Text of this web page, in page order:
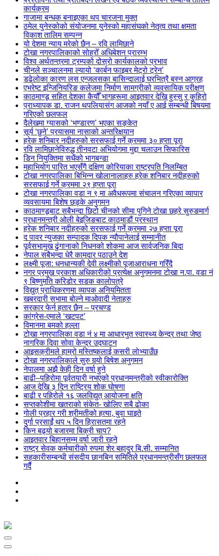
कार्यक्रम
गाजामा बन्धक बनाइएका थप चारजना मुक्त
ठमेल युनेस्कोको संयोजनमा युनेस्को महासंघको नेतृत्व तथा क्षमता
विकाश तालिम सम्पन्न
यो देशमा न्याय मरेको छैन – रवि लामिछाने
टोखा नगरपालिकाको सोह्रोँ अधिबेशन प्रारम्भ
विश्व अर्थतन्त्रमा ट्रम्पको दोस्रो कार्यकालको प्रभाव
चीनले सञ्चालनमा ल्यायो ‘कार्बन फाइबर मेट्रो ट्रेन’
डढेलोका कारण लस एन्जलसका बासिन्दालाई घरभित्रै बस्न आग्रह
एभरेष्ट इन्जिनियरिङ कलेजमा निर्माण सामग्रीको व्यवसायिक परीक्षण
काठमाण्डू सहित देशका कैयौँ भागहरूमा आइतवार देखि हुस्सु र कुहिरो
प्राध्यापक डा. राजन थपलियासंग आजको नयाँ ए आई सम्बन्धी बिषयमा
गरिएको छलफल
दैलेखमा ग्यासको ‘भण्डारण’ भएका सङ्केत
सूर्य ‘छुने’ प्रयासमा नासाको अन्तरिक्षयान
हरेक शनिबार नदीहरुको सरसफाई गर्ने क्रममा ३० हप्ता पूरा
रवि लामिछानेविरुद्ध तीनवटा अभियोगमा मुद्दा चलाउन सिफारिस
डिन नियुक्तिमा सधैंको भागबन्डा
महाभियोग पारित भएसँगै दक्षिण कोरियाका राष्ट्रपति निलम्बित
टोखा नगरपालिका बिभिन्न खोलानालाहरु हरेक शनिबार नदीहरुको
सरसफाई गर्ने क्रममा २९ हप्ता पूरा
टोखा नगरपालिका वडा न ९ मा अवैधरूपमा संचालन गरिएका व्यापार
व्यवसायमा बिशेष छड्के अनुगमन
काठमाण्डूबाट सबैभन्दा छिटो चीनको सीमा पुगिने टोखा छहरे सुरुङमार्ग
प्रधानमन्त्री ओली बेइजिङबाट काठमाडौं प्रस्थान
हरेक शनिबार नदीहरुको सरसफाई गर्ने क्रममा २७ हप्ता पूरा
द पावर न्युजका सम्पादक दिपक न्यौपानेलाई सम्मानीत
पूर्वसभामुख ढुंगानाको निधनको शोकमा आज सार्वजनिक बिदा
नेपाल सबैभन्दा धेरै कामदार पठाउने देश
लक्ष्मी पूजा: धनधान्यकी देवी लक्ष्मीको पूजाआराधना गरिँदै
नगर प्रमुख प्रकाश अधिकारीको प्रत्येक्ष अनुगमनमा टोखा न.पा. वडा नं
९ बिष्णुमति करिडोर सडक कालोपत्रे
विद्युत् प्राधिकरणमा व्यापक अनियमितता
खबरदारी सभामा बोल्ने माओवादी नेताहरु
सरकार फेर्न हतार छैन – प्रचण्ड
कांग्रेस-एमाले ‘खटपट’
विमानमा बमको हल्ला
टोखा नगरपालिका वडा नं ४ मा आधारभुत स्वास्थ्य केन्द्र तथा जेष्ठ
नागरिक दिवा सोवा केन्द्र उद्घाटन
आइसक्रीमले हाम्रो मस्तिष्कलाई कसरी लोभ्याउँछ
टोखा नगरपालिकाले सुरु गर्‍यो बिषेश अनुगमन
नेपालमा अझै केही दिन वर्षा हुने
बाढी–पहिरोमा पूर्वतयारी नभएको प्रधानमन्त्रीको स्वीकारोक्ति
आज देखि ३ दिन राष्ट्रिय शोक घोषणा
बाढी र पहिरोले १६ जलविद्युत् आयोजना क्षति
सप्तकोशीमा खतराको संकेत- खोलिए सबै ढोका
गोली प्रहार गरी श्रीमतीको हत्या, बुवा घाइते
दुर्गा प्रसाईं थप ५ दिन हिरासतमा रहने
किन बढ्यो बजारमा बिक्री चाप?
आइतवार बिहानसम्म वर्षा जारी रहने
राष्ट्र सेवक कर्मचारीको रुपमा शेर बहादुर बि.सी. सम्मानित
सहकारीसम्बन्धी संसदीय छानबिन समितिले प्रधानमन्त्रीसँग छलफल
गर्दै